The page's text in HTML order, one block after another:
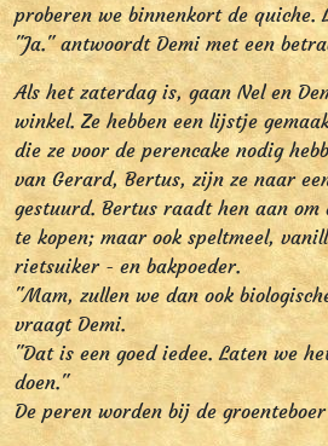
proberen we binnenkort de
"Ja." antwoordt Demi met een
Als het zaterdag is, gaan Nel en
winkel. Ze hebben een lijstje
die ze voor de perencake nodig
van Gerard, Bertus, zijn ze naar
gestuurd. Bertus raadt hen aan
te kopen; maar ook speltmeel,
rietsuiker - en bakpoeder.
"Mam, zullen we dan ook
vraagt Demi.
"Dat is een goed iedee. Laten we
doen."
De peren worden bij de